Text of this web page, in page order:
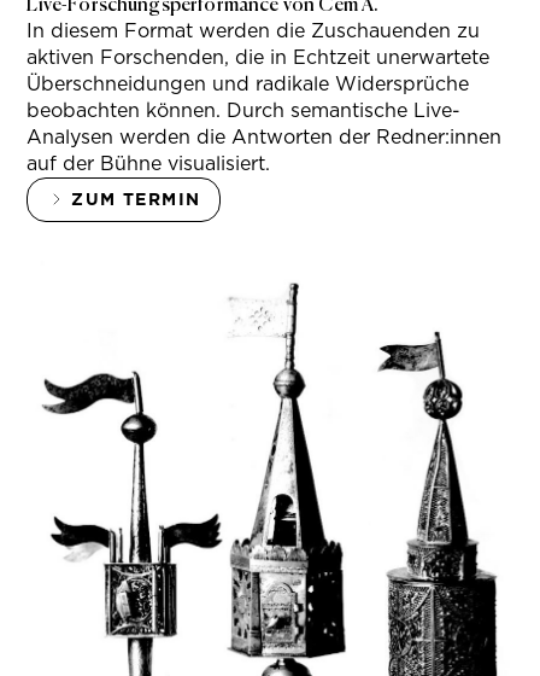
In diesem Format werden die Zuschauenden zu
aktiven Forschenden, die in Echtzeit unerwartete
Überschneidungen und radikale Widersprüche
beobachten können. Durch semantische Live-
Analysen werden die Antworten der Redner:innen
auf der Bühne visualisiert.
ZUM TERMIN